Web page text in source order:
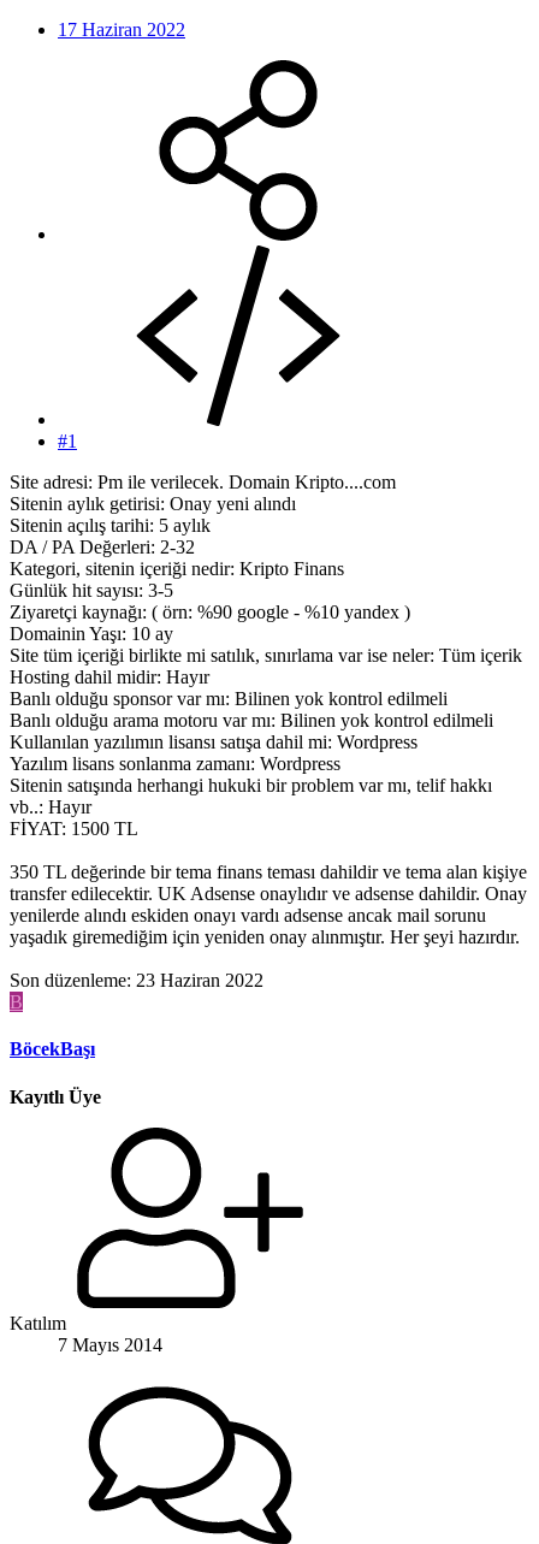
17 Haziran 2022
#1
Site adresi: Pm ile verilecek. Domain Kripto....com
Sitenin aylık getirisi: Onay yeni alındı
Sitenin açılış tarihi: 5 aylık
DA / PA Değerleri: 2-32
Kategori, sitenin içeriği nedir: Kripto Finans
Günlük hit sayısı: 3-5
Ziyaretçi kaynağı: ( örn: %90 google - %10 yandex )
Domainin Yaşı: 10 ay
Site tüm içeriği birlikte mi satılık, sınırlama var ise neler: Tüm içerik
Hosting dahil midir: Hayır
Banlı olduğu sponsor var mı: Bilinen yok kontrol edilmeli
Banlı olduğu arama motoru var mı: Bilinen yok kontrol edilmeli
Kullanılan yazılımın lisansı satışa dahil mi: Wordpress
Yazılım lisans sonlanma zamanı: Wordpress
Sitenin satışında herhangi hukuki bir problem var mı, telif hakkı
vb..: Hayır
FİYAT: 1500 TL
350 TL değerinde bir tema finans teması dahildir ve tema alan kişiye
transfer edilecektir. UK Adsense onaylıdır ve adsense dahildir. Onay
yenilerde alındı eskiden onayı vardı adsense ancak mail sorunu
yaşadık giremediğim için yeniden onay alınmıştır. Her şeyi hazırdır.
Son düzenleme: 23 Haziran 2022
B
BöcekBaşı
Kayıtlı Üye
Katılım
7 Mayıs 2014